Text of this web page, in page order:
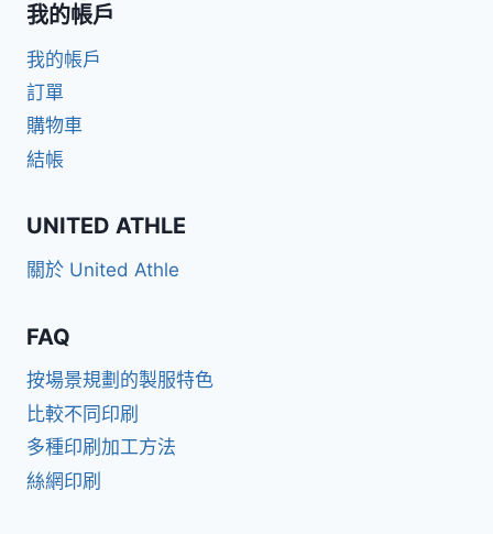
我的帳戶
我的帳戶
訂單
購物車
結帳
UNITED ATHLE
關於 United Athle
FAQ
按場景規劃的製服特色
比較不同印刷
多種印刷加工方法
絲網印刷